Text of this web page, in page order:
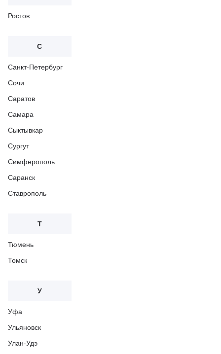
Ростов
С
Санкт-Петербург
Сочи
Саратов
Самара
Сыктывкар
Сургут
Симферополь
Саранск
Ставрополь
Т
Тюмень
Томск
У
Уфа
Ульяновск
Улан-Удэ